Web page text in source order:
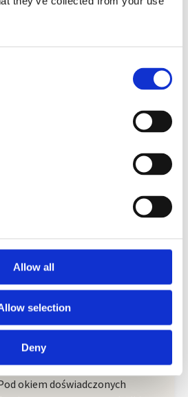
Allow all
selection
Deny
pod okiem mistrzów.
szkoleniowym w Warszawie.
of Baker Arts by
Sempre
pasji, wiedzy i inspiracji we
okiem doświadczonych